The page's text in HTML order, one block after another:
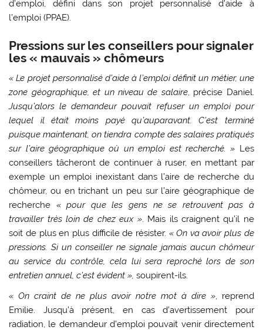
d’emploi, défini dans son projet personnalisé d’aide à
l’emploi (PPAE).
Pressions sur les conseillers pour signaler
les « mauvais » chômeurs
« Le projet personnalisé d’aide à l’emploi définit un métier, une
zone géographique, et un niveau de salaire, précise Daniel.
Jusqu’alors le demandeur pouvait refuser un emploi pour
lequel il était moins payé qu’auparavant. C’est terminé
puisque maintenant, on tiendra compte des salaires pratiqués
sur l’aire géographique où un emploi est recherché. » Les
conseillers tâcheront de continuer à ruser, en mettant par
exemple un emploi inexistant dans l’aire de recherche du
chômeur, ou en trichant un peu sur l’aire géographique de
recherche « pour que les gens ne se retrouvent pas à
travailler très loin de chez eux ». Mais ils craignent qu’il ne
soit de plus en plus difficile de résister. « On va avoir plus de
pressions. Si un conseiller ne signale jamais aucun chômeur
au service du contrôle, cela lui sera reproché lors de son
entretien annuel, c’est évident », soupirent-ils.
« On craint de ne plus avoir notre mot à dire », reprend
Emilie. Jusqu’à présent, en cas d’avertissement pour
radiation, le demandeur d’emploi pouvait venir directement